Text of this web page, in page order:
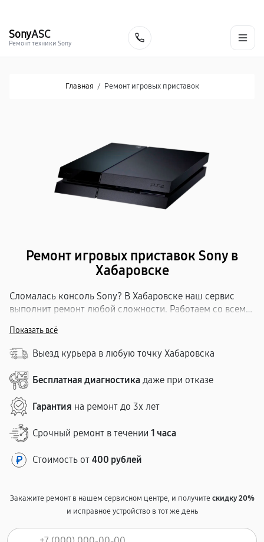
SonyASC
Ремонт техники Sony
Главная / Ремонт игровых приставок
Ремонт игровых приставок Sony в
Хабаровске
Сломалась консоль Sony? В Хабаровске наш сервис
выполнит ремонт любой сложности. Работаем со всеми
прозрачные цены, согласование стоимости до начала
работ. Гарантия — до 1 года. Удобное расположение.
Срок — 1–5 рабочих дней.
Показать всё
Выезд курьера в любую точку Хабаровска
Бесплатная диагностика даже при отказе
Гарантия на ремонт до 3х лет
Срочный ремонт в течении 1 часа
Стоимость от 400 рублей
Закажите ремонт в нашем сервисном центре, и получитескидку 20%
и исправное устройство в тот же день